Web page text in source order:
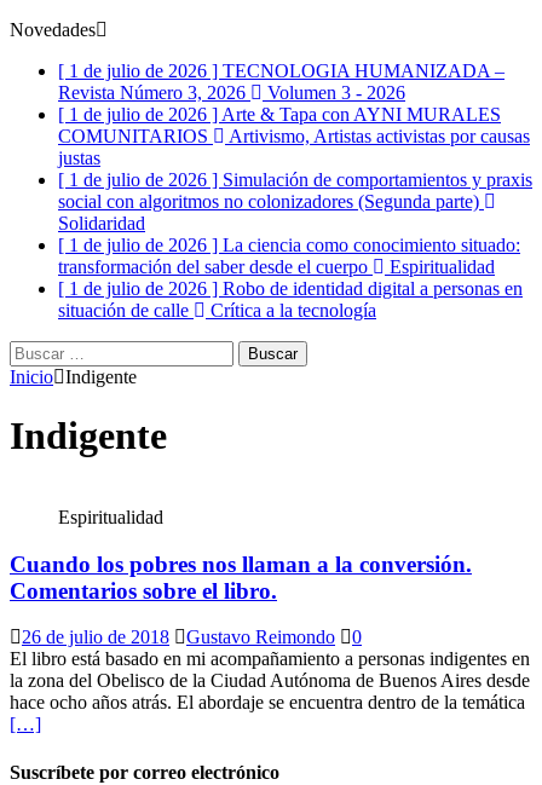
Novedades
[ 1 de julio de 2026 ] TECNOLOGIA HUMANIZADA –
Revista Número 3, 2026
Volumen 3 - 2026
[ 1 de julio de 2026 ] Arte & Tapa con AYNI MURALES
COMUNITARIOS
Artivismo, Artistas activistas por causas
justas
[ 1 de julio de 2026 ] Simulación de comportamientos y praxis
social con algoritmos no colonizadores (Segunda parte)
Solidaridad
[ 1 de julio de 2026 ] La ciencia como conocimiento situado:
transformación del saber desde el cuerpo
Espiritualidad
[ 1 de julio de 2026 ] Robo de identidad digital a personas en
situación de calle
Crítica a la tecnología
Buscar:
Inicio Indigente
Indigente
Espiritualidad
Cuando los pobres nos llaman a la conversión.
Comentarios sobre el libro.
26 de julio de 2018 Gustavo Reimondo
0
El libro está basado en mi acompañamiento a personas indigentes en
la zona del Obelisco de la Ciudad Autónoma de Buenos Aires desde
hace ocho años atrás. El abordaje se encuentra dentro de la temática
[…]
Suscríbete por correo electrónico